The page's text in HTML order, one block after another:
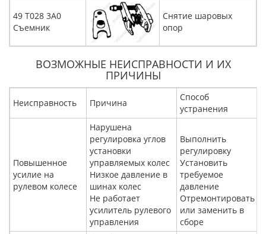
49 Т028 3А0
Съемник
Снятие шаровых
опор
ВОЗМОЖНЫЕ НЕИСПРАВНОСТИ И ИХ
ПРИЧИНЫ
Неисправность Причина
Способ
устранения
Повышенное
усилие на
рулевом колесе
Нарушена
регулировка углов
установки
управляемых колес
Низкое давление в
шинах колес
Не работает
усилитель рулевого
управления
Выполнить
регулировку
Установить
требуемое
давление
Отремонтировать
или заменить в
сборе